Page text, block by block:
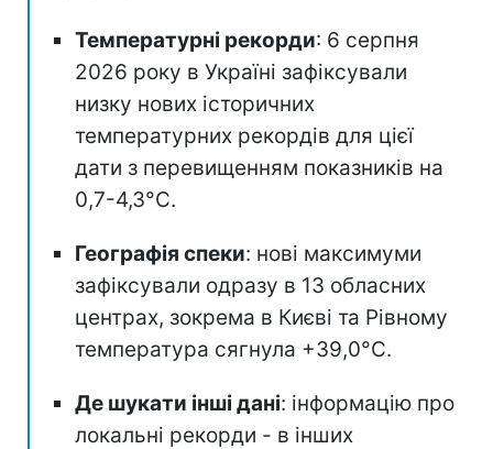
Температурні рекорди: 6 серпня
2026 року в Україні зафіксували
низку нових історичних
температурних рекордів для цієї
дати з перевищенням показників на
0,7-4,3°C.
Географія спеки: нові максимуми
зафіксували одразу в 13 обласних
центрах, зокрема в Києві та Рівному
температура сягнула +39,0°C.
Де шукати інші дані: інформацію про
локальні рекорди - в інших